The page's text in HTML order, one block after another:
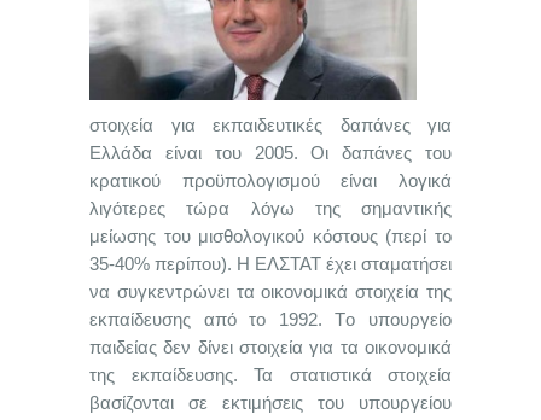
στοιχεία για εκπαιδευτικές δαπάνες για
Ελλάδα είναι του 2005. Οι δαπάνες του
κρατικού προϋπολογισμού είναι λογικά
λιγότερες τώρα λόγω της σημαντικής
μείωσης του μισθολογικού κόστους (περί το
35-40% περίπου). Η ΕΛΣΤΑΤ έχει σταματήσει
να συγκεντρώνει τα οικονομικά στοιχεία της
εκπαίδευσης από το 1992. Tο υπουργείο
παιδείας δεν δίνει στοιχεία για τα οικονομικά
της εκπαίδευσης. Τα στατιστικά στοιχεία
βασίζονται σε εκτιμήσεις του υπουργείου